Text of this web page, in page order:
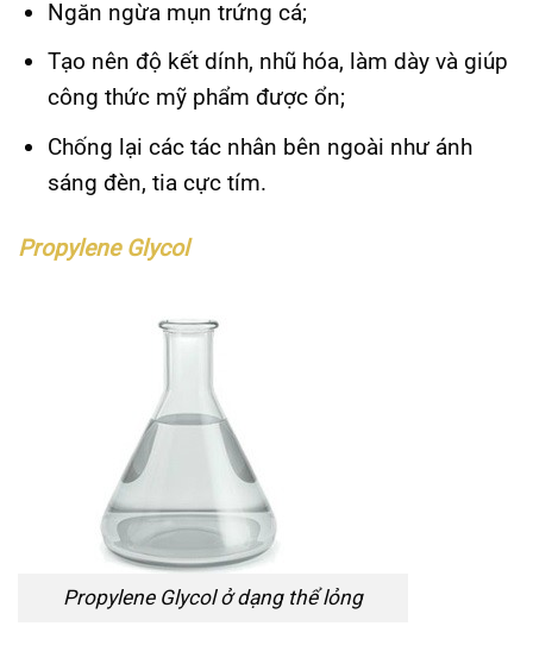
Ngăn ngừa mụn trứng cá;
Tạo nên độ kết dính, nhũ hóa, làm dày và giúp
công thức mỹ phẩm được ổn;
Chống lại các tác nhân bên ngoài như ánh
sáng đèn, tia cực tím.
Propylene Glycol
Propylene Glycol ở dạng thể lỏng